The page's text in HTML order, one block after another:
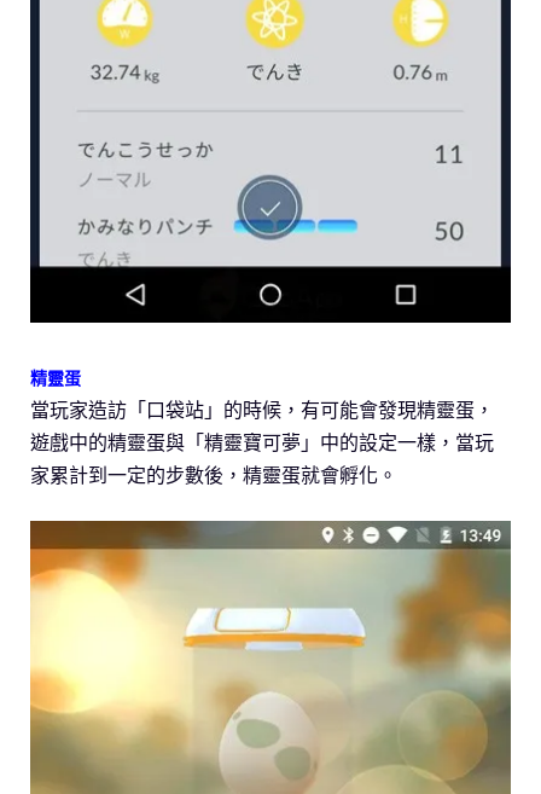
精靈蛋
當玩家造訪「口袋站」的時候，有可能會發現精靈蛋，
遊戲中的精靈蛋與「精靈寶可夢」中的設定一樣，當玩
家累計到一定的步數後，精靈蛋就會孵化。